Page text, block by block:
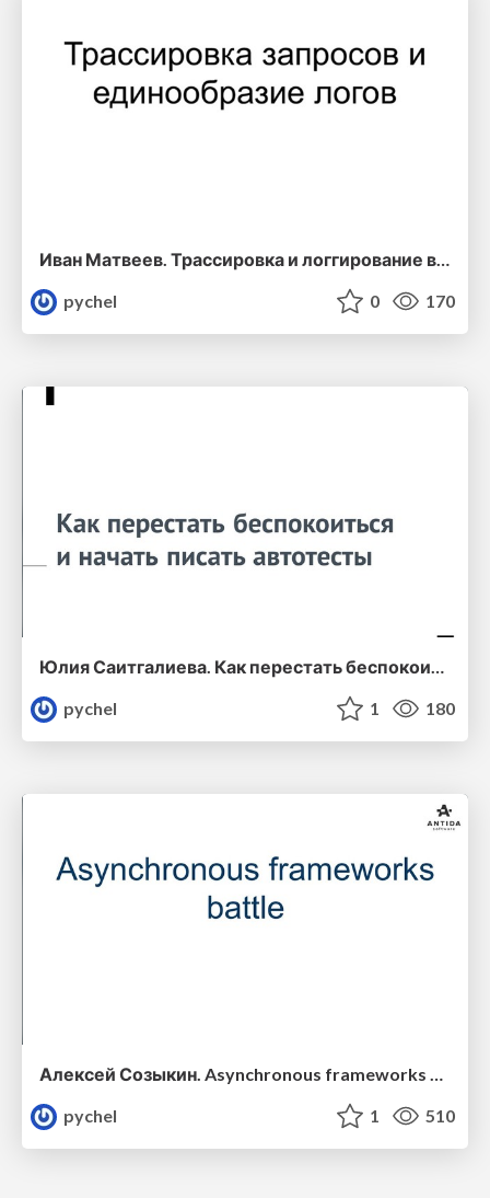
pychel
0 170
Юлия Саитгалиева. Как перестать беспокоиться и начать писать автотесты
pychel
1 180
Алексей Созыкин. Asynchronous frameworks battle
pychel
1 510